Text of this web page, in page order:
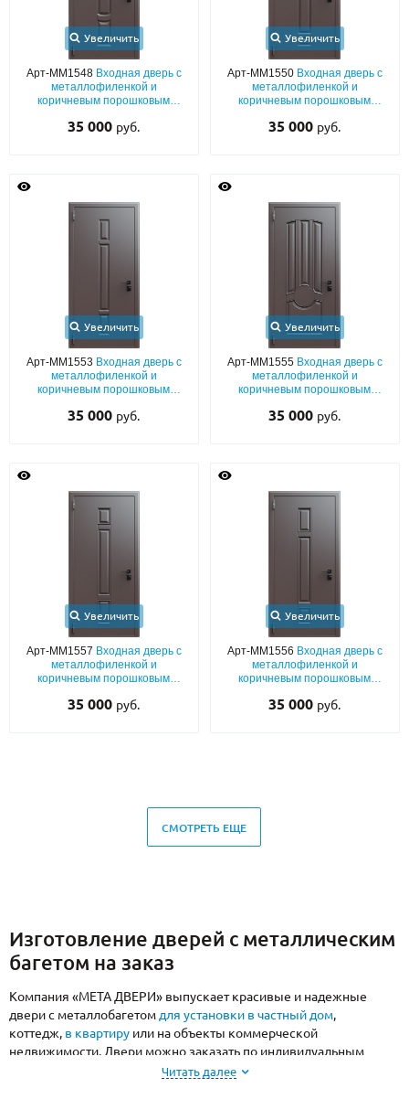
Увеличить
Арт-ММ1548 Входная дверь с
металлофиленкой и
коричневым порошковым
35 000 руб.
Увеличить
Арт-ММ1550 Входная дверь с
металлофиленкой и
коричневым порошковым
35 000 руб.
Увеличить
Арт-ММ1553 Входная дверь с
металлофиленкой и
коричневым порошковым
35 000 руб.
Увеличить
Арт-ММ1555 Входная дверь с
металлофиленкой и
коричневым порошковым
35 000 руб.
Увеличить
Арт-ММ1557 Входная дверь с
металлофиленкой и
коричневым порошковым
35 000 руб.
Увеличить
Арт-ММ1556 Входная дверь с
металлофиленкой и
коричневым порошковым
35 000 руб.
СМОТРЕТЬ ЕЩЕ
Изготовление дверей с металлическим
багетом на заказ
Компания «МЕТА ДВЕРИ» выпускает красивые и надежные
двери с металлобагетом для установки в частный дом,
коттедж, в квартиру или на объекты коммерческой
недвижимости. Двери можно заказать по индивидуальным
размерам и с комплектацией на выбор.
Читать далее